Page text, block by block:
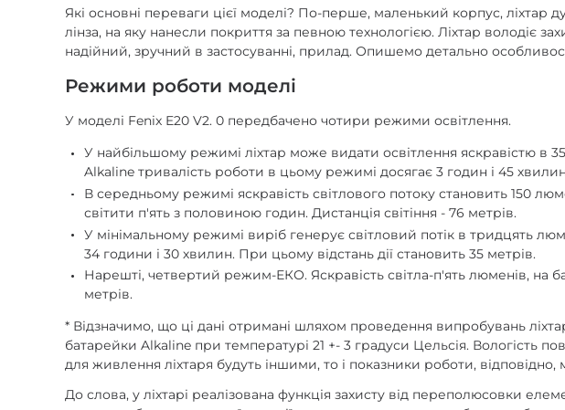
Які основні переваги цієї моделі? По-перше, маленький корпус,
лінза, на яку нанесли покриття за певною технологією. Ліхтар володіє
надійний, зручний в застосуванні, прилад. Опишемо детально
Режими роботи моделі
У моделі Fenix E20 V2. 0 передбачено чотири режими освітлення.
У найбільшому режимі ліхтар може видати освітлення яскравістю в
Alkaline тривалість роботи в цьому режимі досягає 3 годин і 45
В середньому режимі яскравість світлового потоку становить 150
світити п'ять з половиною годин. Дистанція світіння - 76 метрів.
У мінімальному режимі виріб генерує світловий потік в тридцять
34 години і 30 хвилин. При цьому відстань дії становить 35 метрів.
Нарешті, четвертий режим-ЕКО. Яскравість світла-п'ять люменів, на
метрів.
* Відзначимо, що ці дані отримані шляхом проведення випробувань
батарейки Alkaline при температурі 21 +- 3 градуси Цельсія. Вологість
для живлення ліхтаря будуть іншими, то і показники роботи, відповідно,
До слова, у ліхтарі реалізована функція захисту від переполюсовки